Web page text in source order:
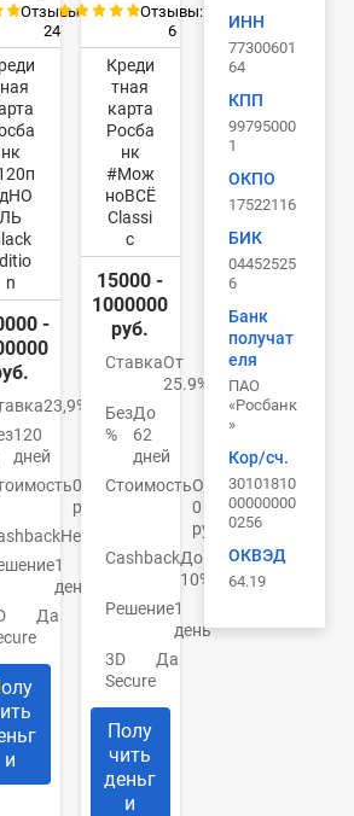
Отзывы:
24
нк
ЛЬ
n
-
23,9%
120
дней
0
руб.
Нет
1
день
Да
и
Отзывы:
6
Креди
тная
карта
Росба
нк
#Мож
ноВСЁ
Classi
c
15000 -
1000000
руб.
СтавкаОт
25.9%
Без
%
До
62
дней
СтоимостьОт
0
руб.
CashbackДо
10%
Решение1
день
3D
Secure
Да
Полу
чить
деньг
и
ИНН
77300601
64
КПП
99795000
1
ОКПО
17522116
БИК
04452525
6
Банк
получат
еля
ПАО
«Росбанк
»
Кор/сч.
30101810
00000000
0256
ОКВЭД
64.19